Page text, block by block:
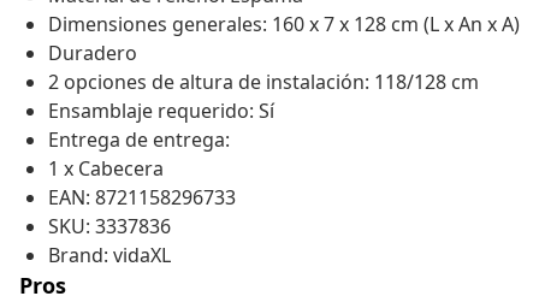
Dimensiones generales: 160 x 7 x 128 cm (L x An x A)
Duradero
2 opciones de altura de instalación: 118/128 cm
Ensamblaje requerido: Sí
Entrega de entrega:
1 x Cabecera
EAN: 8721158296733
SKU: 3337836
Brand: vidaXL
Pros